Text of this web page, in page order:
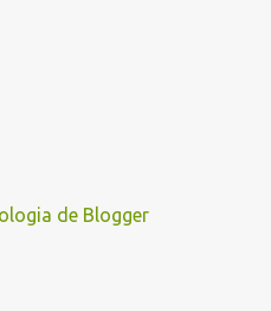
de Blogger